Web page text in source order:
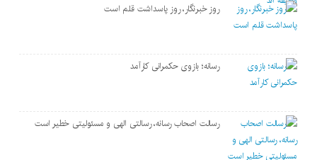
روز خبرنگار، روز پاسداشت قلم است
رسانه؛ بازوی حکمرانی کارآمد
رسالت اصحاب رسانه، رسالتی الهی و مسئولیتی خطیر است